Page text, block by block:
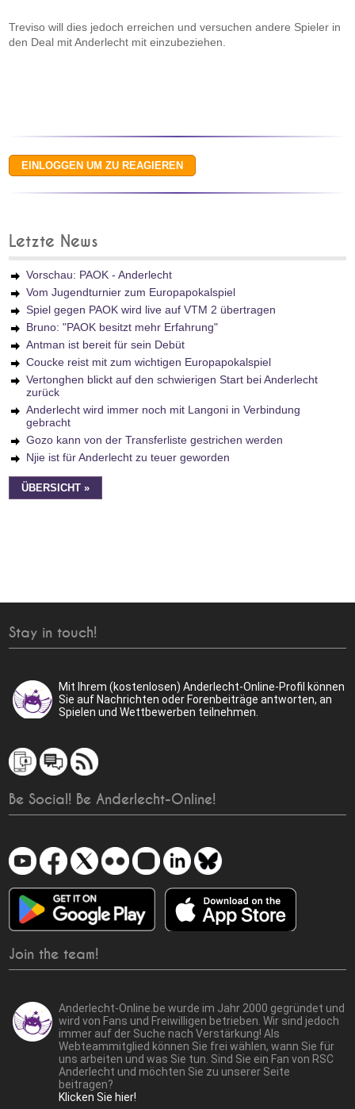
Treviso will dies jedoch erreichen und versuchen andere Spieler in
den Deal mit Anderlecht mit einzubeziehen.
Letzte News
Vorschau: PAOK - Anderlecht
Vom Jugendturnier zum Europapokalspiel
Spiel gegen PAOK wird live auf VTM 2 übertragen
Bruno: "PAOK besitzt mehr Erfahrung"
Antman ist bereit für sein Debüt
Coucke reist mit zum wichtigen Europapokalspiel
Vertonghen blickt auf den schwierigen Start bei Anderlecht
zurück
Anderlecht wird immer noch mit Langoni in Verbindung
gebracht
Gozo kann von der Transferliste gestrichen werden
Njie ist für Anderlecht zu teuer geworden
ÜBERSICHT »
Stay in touch!
Mit Ihrem (kostenlosen) Anderlecht-Online-Profil können
Sie auf Nachrichten oder Forenbeiträge antworten, an
Spielen und Wettbewerben teilnehmen.
Be Social! Be Anderlecht-Online!
Join the team!
Anderlecht-Online.be wurde im Jahr 2000 gegründet und
wird von Fans und Freiwilligen betrieben. Wir sind jedoch
immer auf der Suche nach Verstärkung! Als
Webteammitglied können Sie frei wählen, wann Sie für
uns arbeiten und was Sie tun. Sind Sie ein Fan von RSC
Anderlecht und möchten Sie zu unserer Seite
beitragen?
Klicken Sie hier!